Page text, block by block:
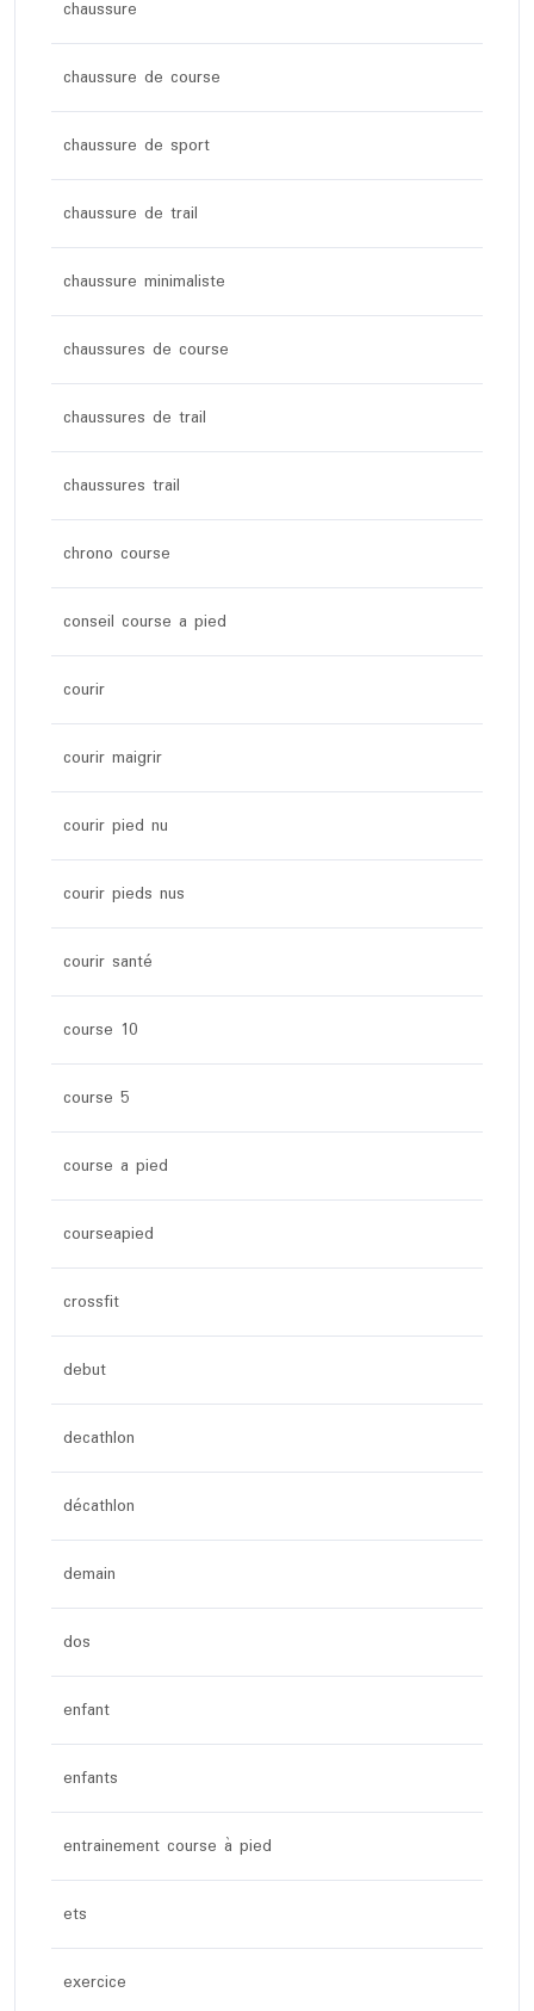
chaussure
chaussure de course
chaussure de sport
chaussure de trail
chaussure minimaliste
chaussures de course
chaussures de trail
chaussures trail
chrono course
conseil course a pied
courir
courir maigrir
courir pied nu
courir pieds nus
courir santé
course 10
course 5
course a pied
courseapied
crossfit
debut
decathlon
décathlon
demain
dos
enfant
enfants
entrainement course à pied
ets
exercice